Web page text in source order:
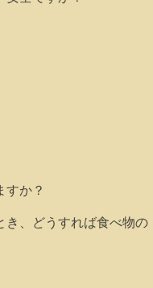
すか？
き、どうすれば食べ物の